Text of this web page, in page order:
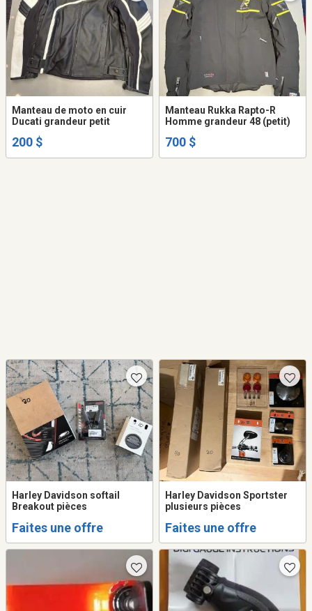
Manteau de moto en cuir
Ducati grandeur petit
200 $
Manteau Rukka Rapto-R
Homme grandeur 48 (petit)
700 $
Harley Davidson softail
Breakout pièces
Faites une offre
Harley Davidson Sportster
plusieurs pièces
Faites une offre